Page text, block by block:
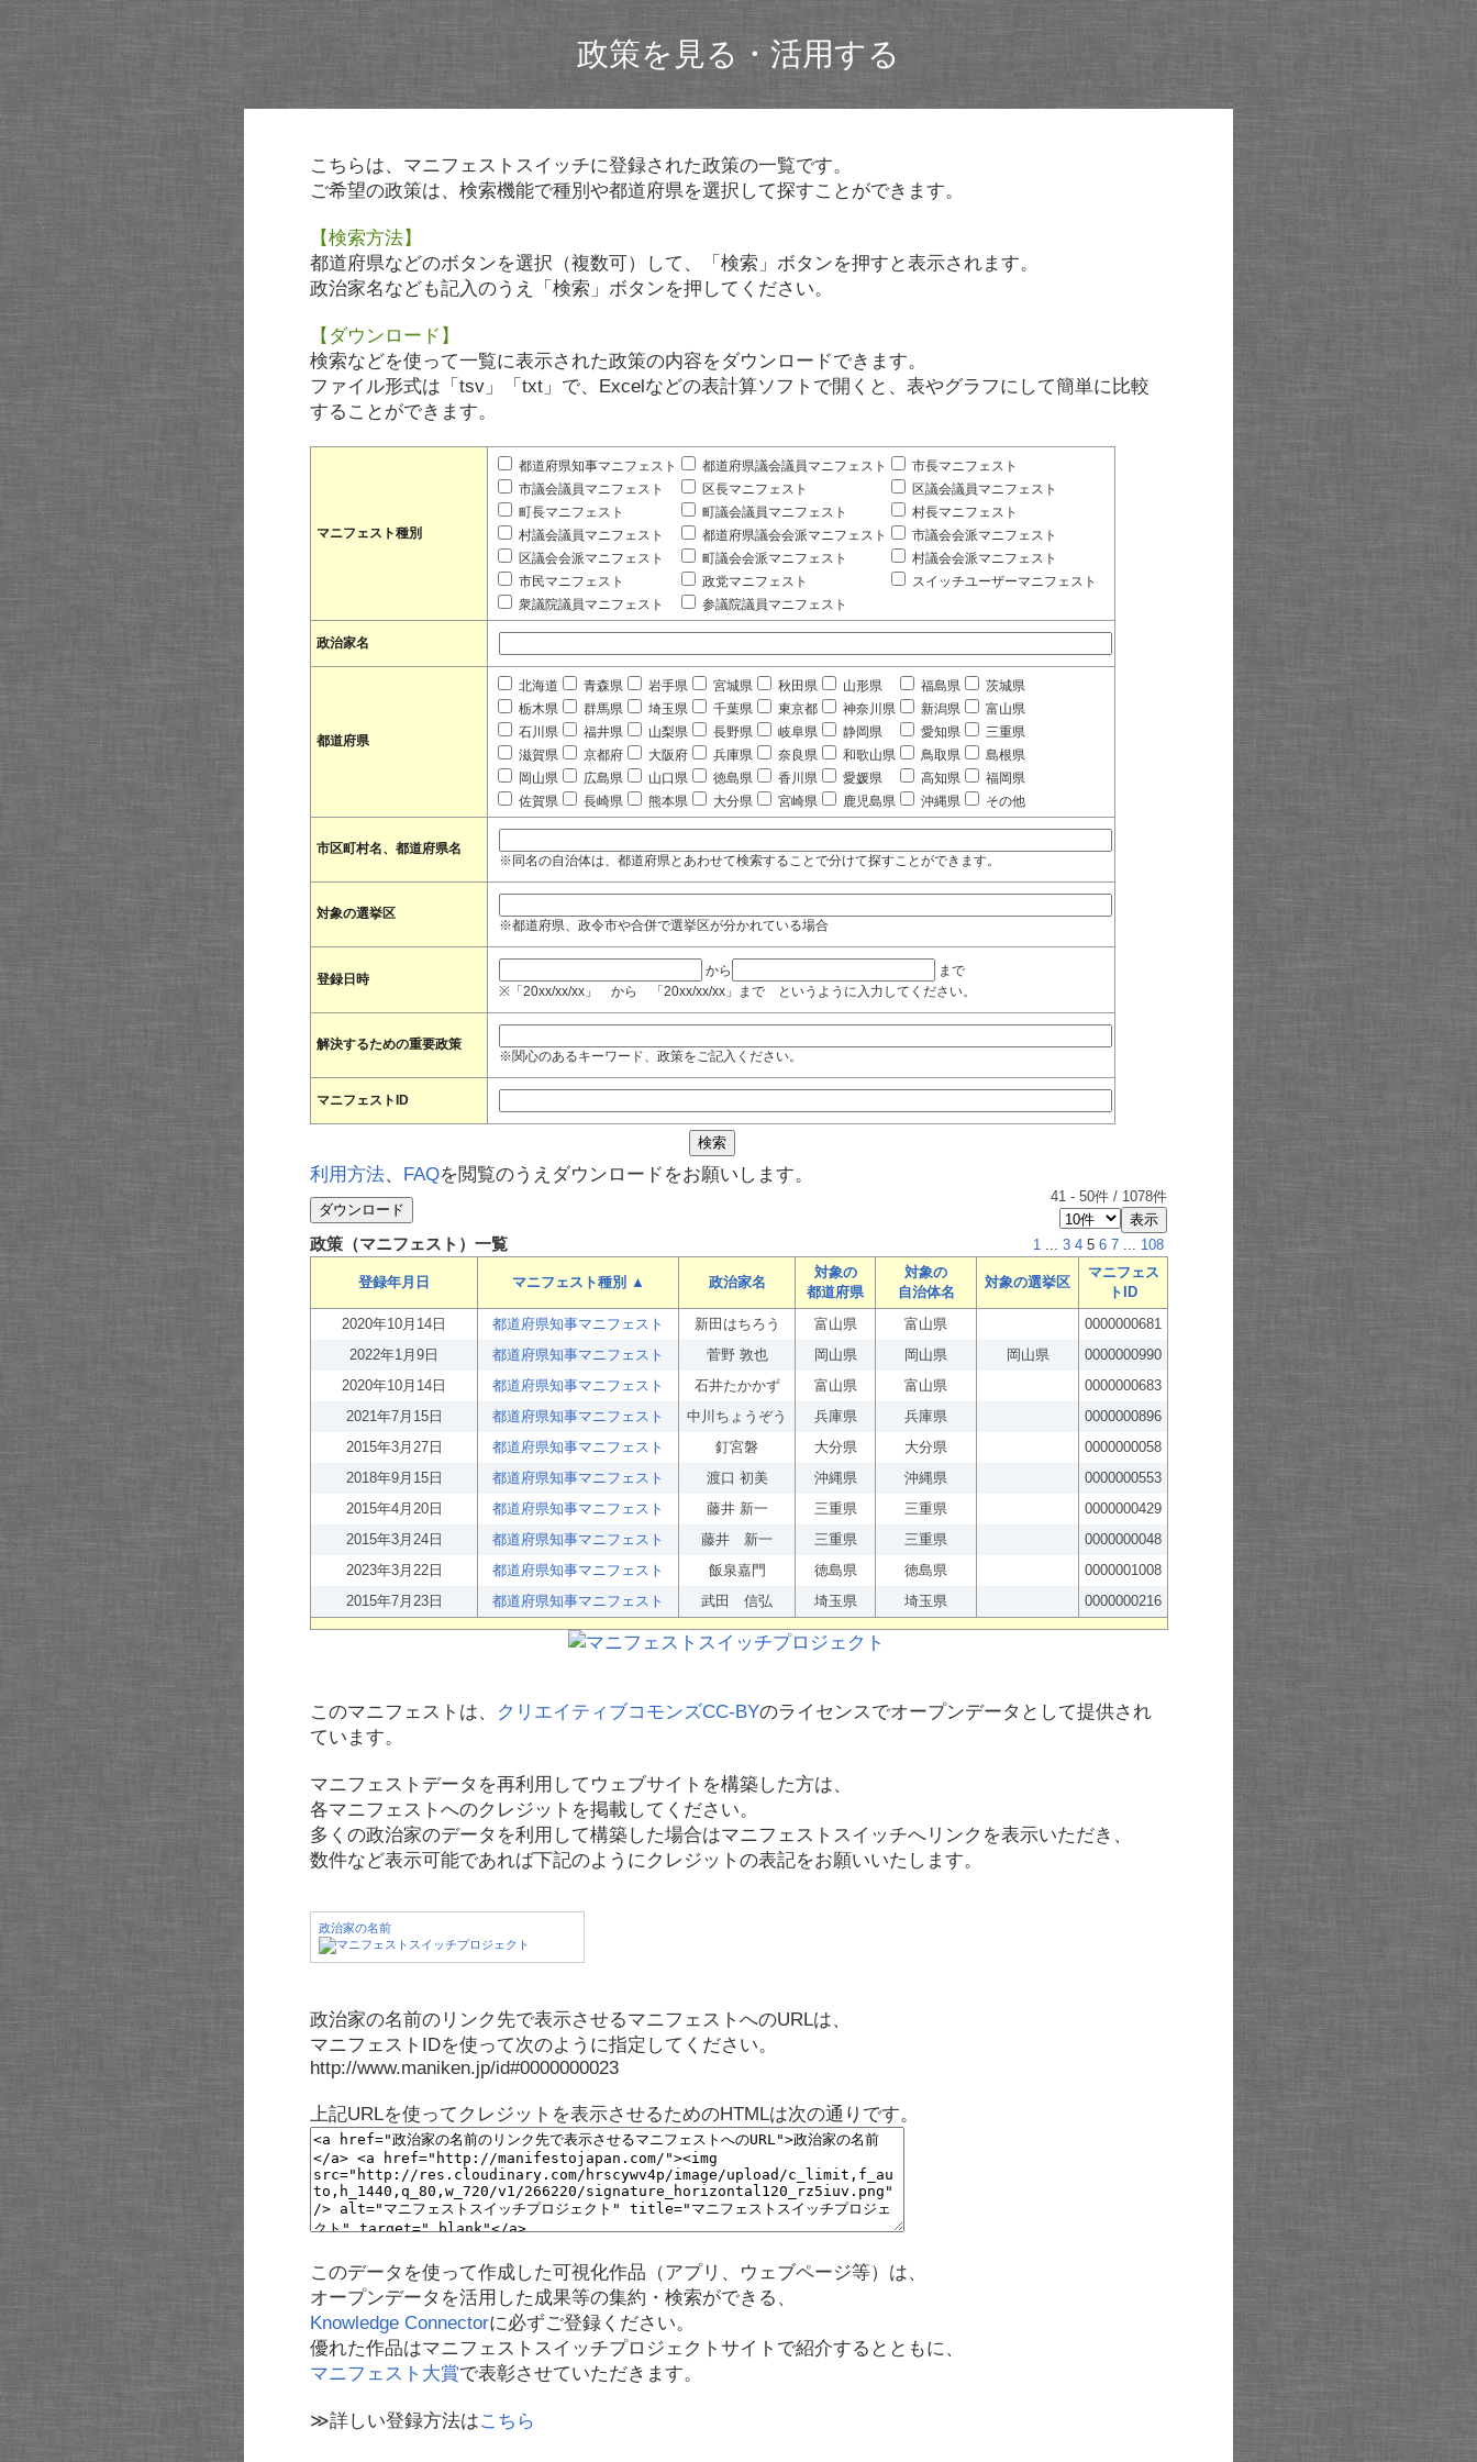
政策を見る・活用する
こちらは、マニフェストスイッチに登録された政策の一覧です。
ご希望の政策は、検索機能で種別や都道府県を選択して探すことができます。
【検索方法】
都道府県などのボタンを選択（複数可）して、「検索」ボタンを押すと表示されます。
政治家名なども記入のうえ「検索」ボタンを押してください。
【ダウンロード】
検索などを使って一覧に表示された政策の内容をダウンロードできます。
ファイル形式は「tsv」「txt」で、Excelなどの表計算ソフトで開くと、表やグラフにして簡単に比較
することができます。
マニフェスト種別
都道府県知事マニフェスト 都道府県議会議員マニフェスト
市長マニフェスト
市議会議員マニフェスト
区長マニフェスト
区議会議員マニフェスト
町長マニフェスト
町議会議員マニフェスト
村長マニフェスト
村議会議員マニフェスト
都道府県議会会派マニフェスト
市議会会派マニフェスト
区議会会派マニフェスト
町議会会派マニフェスト
村議会会派マニフェスト
市民マニフェスト
政党マニフェスト
スイッチユーザーマニフェスト
衆議院議員マニフェスト
参議院議員マニフェスト
政治家名
都道府県
北海道 青森県 岩手県 宮城県 秋田県 山形県 福島県
茨城県
栃木県
群馬県 埼玉県 千葉県 東京都 神奈川県 新潟県
富山県
石川県
福井県 山梨県 長野県 岐阜県 静岡県 愛知県
三重県
滋賀県
京都府 大阪府 兵庫県 奈良県 和歌山県 鳥取県
島根県
岡山県
広島県 山口県 徳島県 香川県 愛媛県 高知県
福岡県
佐賀県
長崎県 熊本県 大分県 宮崎県 鹿児島県 沖縄県 その他
市区町村名、都道府県名
※同名の自治体は、都道府県とあわせて検索することで分けて探すことができます。
対象の選挙区
※都道府県、政令市や合併で選挙区が分かれている場合
登録日時
から
まで
※「20xx/xx/xx」 から 「20xx/xx/xx」まで というように入力してください。
解決するための重要政策
※関心のあるキーワード、政策をご記入ください。
マニフェストID
利用方法、 FAQを閲覧のうえダウンロードをお願いします。
41 - 50件 / 1078件
政策（マニフェスト）一覧 1 ... 3 4 5 6 7 ... 108
登録年月日 マニフェスト種別 ▲ 政治家名
対象の
都道府県
対象の
自治体名
対象の選挙区
マニフェス
トID
2020年10月14日
都道府県知事マニフェスト 新田はちろう 富山県 富山県
0000000681
2022年1月9日
都道府県知事マニフェスト 菅野 敦也 岡山県 岡山県 岡山県
0000000990
2020年10月14日
都道府県知事マニフェスト 石井たかかず 富山県 富山県
0000000683
2021年7月15日
都道府県知事マニフェスト 中川ちょうぞう 兵庫県 兵庫県
0000000896
2015年3月27日
都道府県知事マニフェスト 釘宮磐 大分県 大分県
0000000058
2018年9月15日
都道府県知事マニフェスト 渡口 初美 沖縄県 沖縄県
0000000553
2015年4月20日
都道府県知事マニフェスト 藤井 新一 三重県 三重県
0000000429
2015年3月24日
都道府県知事マニフェスト 藤井 新一 三重県 三重県
0000000048
2023年3月22日
都道府県知事マニフェスト 飯泉嘉門 徳島県 徳島県
0000001008
2015年7月23日
都道府県知事マニフェスト 武田 信弘 埼玉県 埼玉県 0000000216
このマニフェストは、 クリエイティブコモンズCC-BYのライセンスでオープンデータとして提供され
ています。
マニフェストデータを再利用してウェブサイトを構築した方は、
各マニフェストへのクレジットを掲載してください。
多くの政治家のデータを利用して構築した場合はマニフェストスイッチへリンクを表示いただき、
数件など表示可能であれば下記のようにクレジットの表記をお願いいたします。
政治家の名前
政治家の名前のリンク先で表示させるマニフェストへのURLは、
マニフェストIDを使って次のように指定してください。
http://www.maniken.jp/id#0000000023
上記URLを使ってクレジットを表示させるためのHTMLは次の通りです。
このデータを使って作成した可視化作品（アプリ、ウェブページ等）は、
オープンデータを活用した成果等の集約・検索ができる、
Knowledge Connectorに必ずご登録ください。
優れた作品はマニフェストスイッチプロジェクトサイトで紹介するとともに、
マニフェスト大賞で表彰させていただきます。
≫詳しい登録方法はこちら